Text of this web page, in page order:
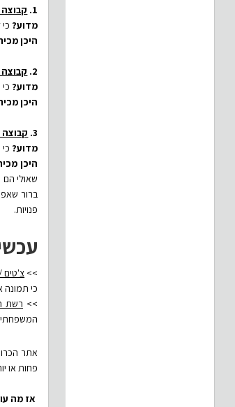
1.
מדוע?
היכן
2.
מדוע?
היכן
3. קבוצה
מדוע?
היכן
שאולי הם
פנויות.
>> צ'טים
כי תמונה
>> רשת
אתר
פחות או
אז מה